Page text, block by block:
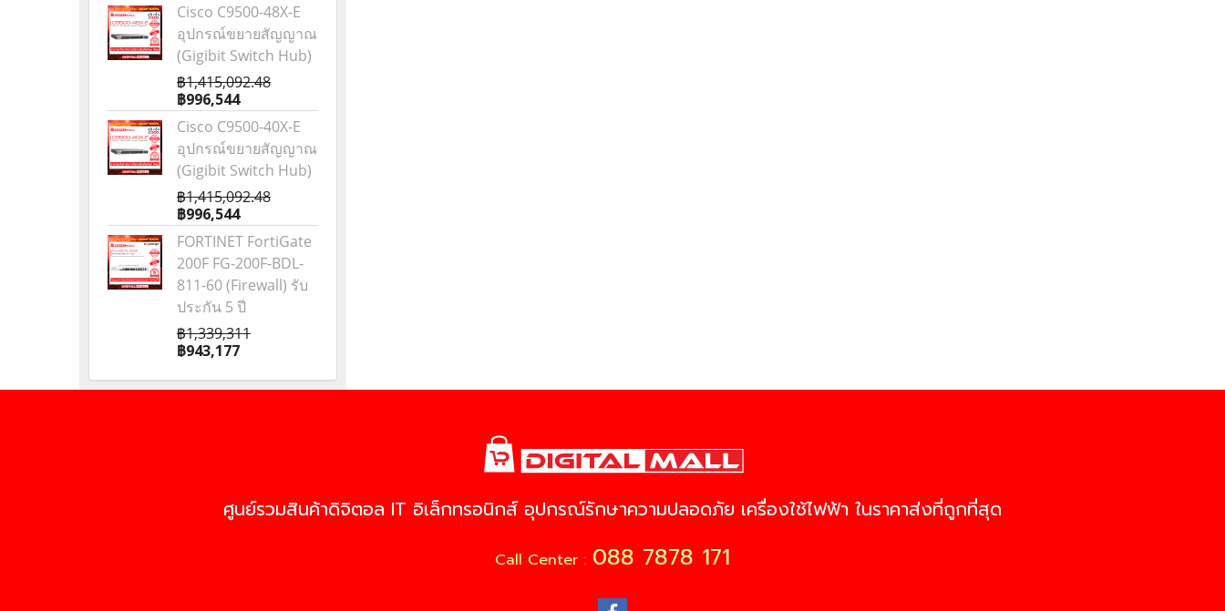
Cisco C9500-48X-E
อุปกรณ์ขยายสัญญาณ
(Gigibit Switch Hub)
฿1,415,092.48
฿996,544
Cisco C9500-40X-E
อุปกรณ์ขยายสัญญาณ
(Gigibit Switch Hub)
฿1,415,092.48
฿996,544
FORTINET FortiGate
200F FG-200F-BDL-
811-60 (Firewall) รับ
ประกัน 5 ปี
฿1,339,311
฿943,177
ศูนย์รวมสินค้าดิจิตอล IT อิเล็กทรอนิกส์ อุปกรณ์รักษาความปลอดภัย เครื่องใช้ไฟฟ้า ในราคาส่งที่ถูกที่สุด
Call Center : 088 7878 171